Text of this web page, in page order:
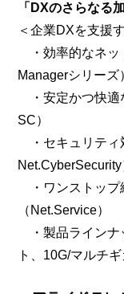
「DXのさらなる
＜企業DXを支援
・効率的なネッ
Managerシリーズ
・安定かつ快適
SC）
・セキュリティ
Net.CyberSecurity
・ワンストップ
（Net.Service）
・製品ラインナ
ト、10G/マルチ